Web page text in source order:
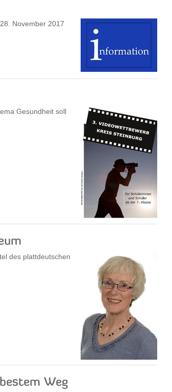
November 2017
Gesundheit soll
des plattdeutschen
Weg